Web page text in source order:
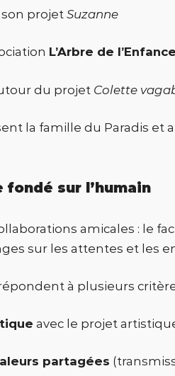
son projet Suzanne
L’Arbre de l’Enfance
du projet Colette
la famille du Paradis
fondé sur l’humain
amicales : le
sur les attentes et les
à plusieurs
avec le projet
partagées